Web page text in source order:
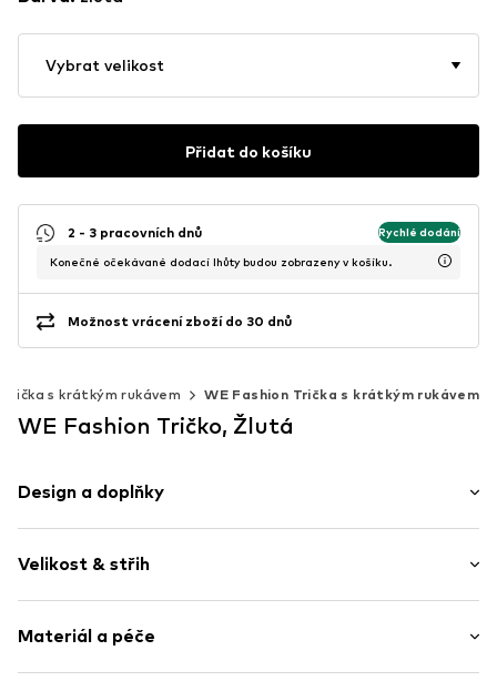
Vybrat velikost
Přidat do košíku
2 - 3 pracovních dnů Rychlé dodání
Konečné očekávané dodací lhůty budou zobrazeny v košíku.
Možnost vrácení zboží do 30 dnů
Trička s krátkým rukávem WE Fashion Trička s krátkým rukávem
WE Fashion Tričko, Žlutá
Design a doplňky
žerzej
Kulatý výstřih
Krajka
Velikost & střih
Délka: Normální délka
Střih: Normální střih
Materiál a péče